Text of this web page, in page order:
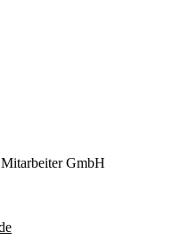
GmbH